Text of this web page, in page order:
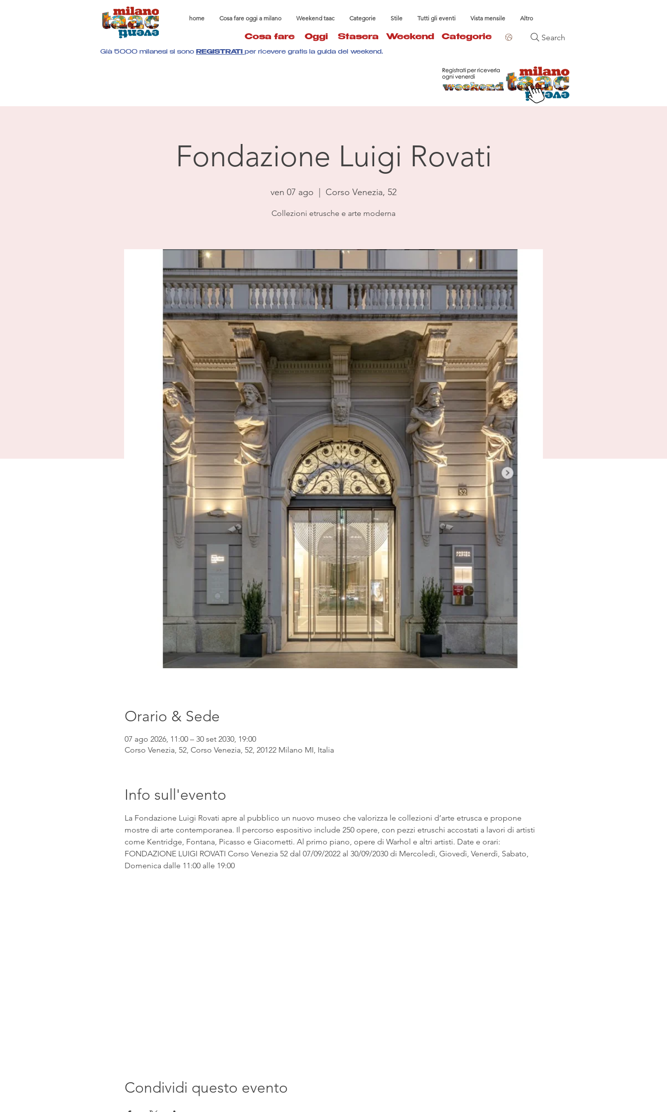
home Cosa fare oggi a milano Weekend taac Categorie Stile Tutti gli eventi Vista mensile Altro
Cosa fare Oggi Stasera Weekend Categorie Search
Già 5000 milanesi si sono REGISTRATI per ricevere gratis la guida del weekend.
Fondazione Luigi Rovati
ven 07 ago Corso Venezia, 52
Collezioni etrusche e arte moderna
Orario & Sede
07 ago 2026, 11:00 – 30 set 2030, 19:00
Corso Venezia, 52, Corso Venezia, 52, 20122 Milano MI, Italia
Info sull'evento
La Fondazione Luigi Rovati apre al pubblico un nuovo museo che valorizza le collezioni d’arte etrusca e propone
mostre di arte contemporanea. Il percorso espositivo include 250 opere, con pezzi etruschi accostati a lavori di artisti
come Kentridge, Fontana, Picasso e Giacometti. Al primo piano, opere di Warhol e altri artisti. Date e orari:
FONDAZIONE LUIGI ROVATI Corso Venezia 52 dal 07/09/2022 al 30/09/2030 di Mercoledì, Giovedì, Venerdì, Sabato,
Domenica dalle 11:00 alle 19:00
Condividi questo evento